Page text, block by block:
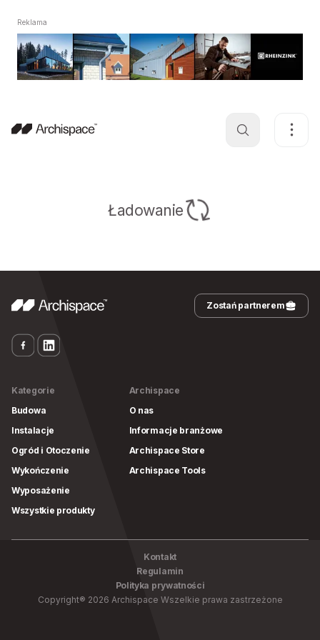
Reklama
Ładowanie
Zostań partnerem
Kategorie
Budowa
Instalacje
Ogród i Otoczenie
Wykończenie
Wyposażenie
Wszystkie produkty
Archispace
O nas
Informacje branżowe
Archispace Store
Archispace Tools
Kontakt
Regulamin
Polityka prywatności
Copyright® 2026 Archispace Wszelkie prawa zastrzeżone